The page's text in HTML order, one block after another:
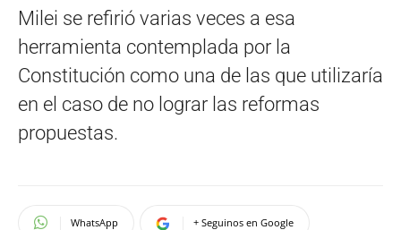
Milei se refirió varias veces a esa
herramienta contemplada por la
Constitución como una de las que utilizaría
en el caso de no lograr las reformas
propuestas.
WhatsApp + Seguinos en Google